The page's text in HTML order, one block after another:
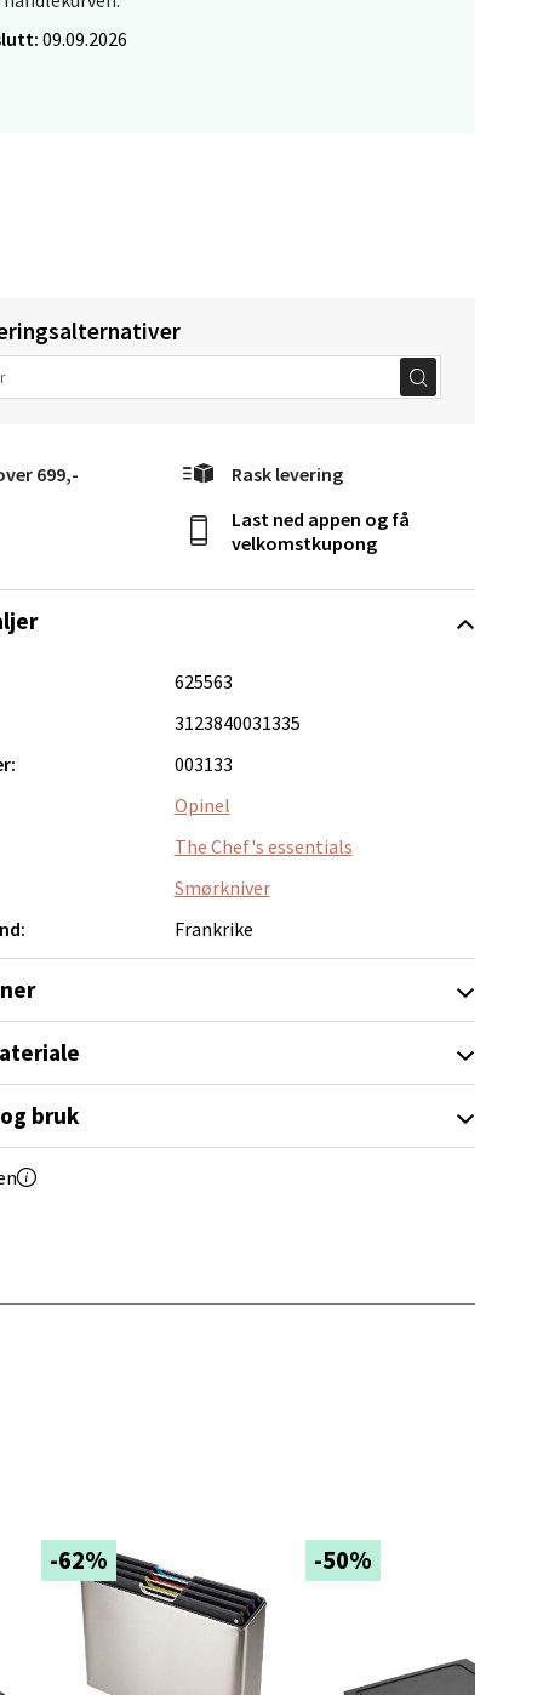
09.09.2026
699,-
Rask levering
Last ned appen og få
velkomstkupong
625563
3123840031335
003133
Opinel
The Chef's essentials
Smørkniver
Frankrike
bruk
-62% -50%